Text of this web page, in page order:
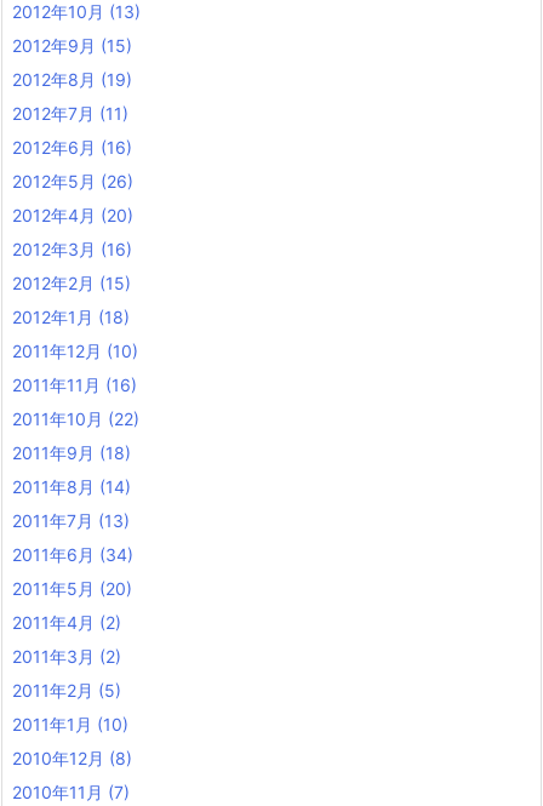
2012年10月 (13)
2012年9月 (15)
2012年8月 (19)
2012年7月 (11)
2012年6月 (16)
2012年5月 (26)
2012年4月 (20)
2012年3月 (16)
2012年2月 (15)
2012年1月 (18)
2011年12月 (10)
2011年11月 (16)
2011年10月 (22)
2011年9月 (18)
2011年8月 (14)
2011年7月 (13)
2011年6月 (34)
2011年5月 (20)
2011年4月 (2)
2011年3月 (2)
2011年2月 (5)
2011年1月 (10)
2010年12月 (8)
2010年11月 (7)